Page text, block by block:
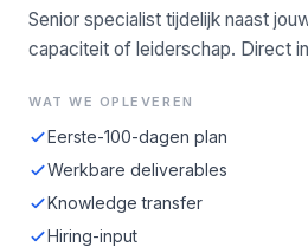
Senior specialist tijdelijk naast
capaciteit of leiderschap. Direct
WAT WE OPLEVEREN
Eerste-100-dagen plan
Werkbare deliverables
Knowledge transfer
Hiring-input